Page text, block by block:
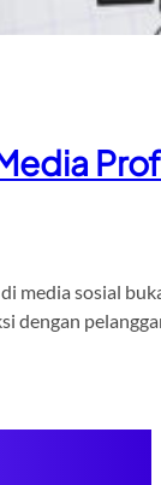
media sosial
dengan